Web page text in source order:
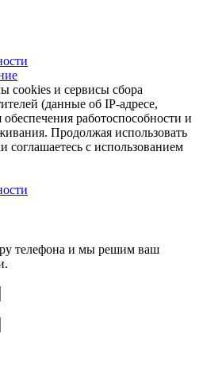
cookies и сервисы сбора
(данные об IP-адресе,
работоспособности и
Продолжая использовать
соглашаетесь с использованием
телефона и мы решим ваш